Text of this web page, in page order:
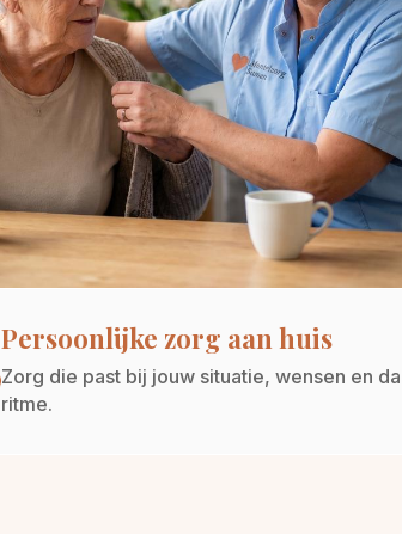
Persoonlijke zorg aan huis
Zorg die past bij jouw situatie, wensen en
ritme.